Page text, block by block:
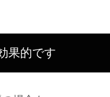
果的です